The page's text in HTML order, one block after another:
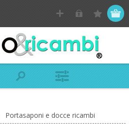
Portasaponi e docce ricambi